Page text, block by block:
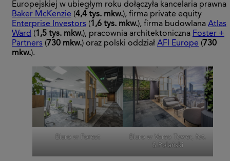
Europejskiej w ubiegłym roku dołączyła kancelaria prawna
Baker McKenzie (4,4 tys. mkw.), firma private equity
Enterprise Investors (1,6 tys. mkw.), firma budowlana Atlas
Ward (1,5 tys. mkw.), pracownia architektoniczna Foster +
Partners (730 mkw.) oraz polski oddział AFI Europe (730
mkw.).
Biuro w Forest
Biuro w Varso Tower, fot.
S.Polański